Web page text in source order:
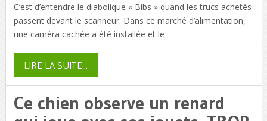
C’est d’entendre le diabolique « Bibs » quand les trucs achetés
passent devant le scanneur. Dans ce marché d’alimentation,
une caméra cachée a été installée et le
LIRE LA SUITE...
Ce chien observe un renard